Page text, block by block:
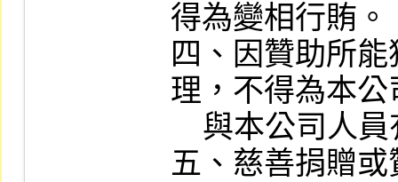
得為變相行賄。
四、因贊助所
理，不得為本
五、慈善捐贈